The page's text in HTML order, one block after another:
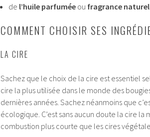
de l’huile parfumée ou fragrance
COMMENT CHOISIR SES
LA CIRE
Sachez que le choix de la cire est essentiel
cire la plus utilisée dans le monde des
dernières années. Sachez néanmoins que
écologique. C’est sans aucun doute la cire
combustion plus courte que les cires